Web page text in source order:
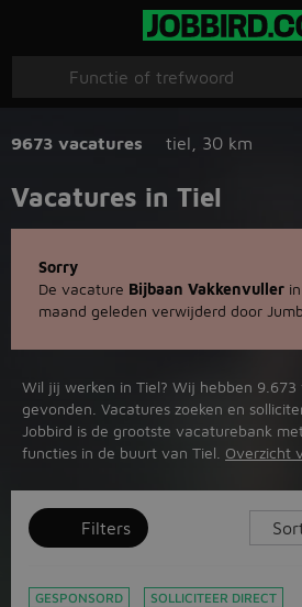
9673 vacatures tiel 30 km
Vacatures in Tiel
Sorry
De vacature Bijbaan Vakkenvuller
maand geleden verwijderd door
Wil jij werken in Tiel? Wij hebben 9.673
gevonden. Vacatures zoeken en
Jobbird is de grootste vacaturebank
functies in de buurt van Tiel. Overzicht
Filters
GESPONSORD SOLLICITEER DIRECT